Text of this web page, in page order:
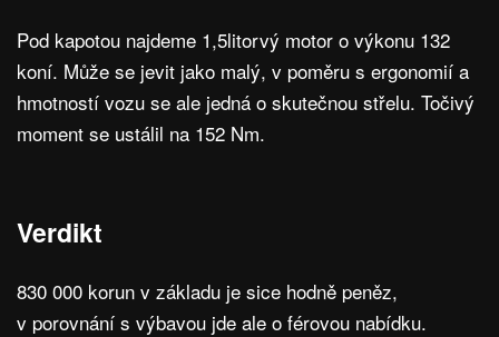
Pod kapotou najdeme 1,5litorvý motor o výkonu 132
koní. Může se jevit jako malý, v poměru s ergonomií a
hmotností vozu se ale jedná o skutečnou střelu. Točivý
moment se ustálil na 152 Nm.
Verdikt
830 000 korun v základu je sice hodně peněz,
v porovnání s výbavou jde ale o férovou nabídku.